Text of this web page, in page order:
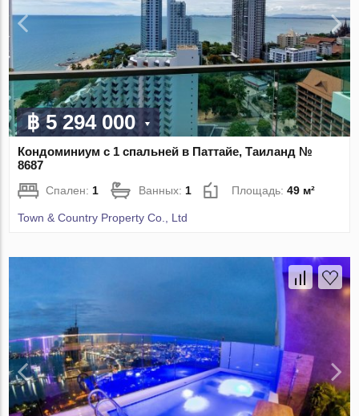
฿ 5 294 000
Кондоминиум с 1 спальней в Паттайе, Таиланд №
8687
Спален: 1 Ванных: 1 Площадь:49 м²
Town & Country Property Co., Ltd